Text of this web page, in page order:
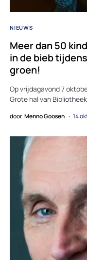
NIEUWS
Meer dan 50
in de bieb
groen!
Op vrijdagavond 7
Grote hal van
door Menno Goosen 14